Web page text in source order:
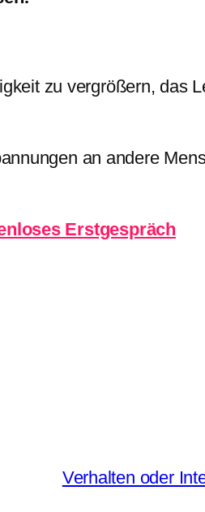
zu vergrößern, das
an andere
Erstgespräch
Verhalten oder